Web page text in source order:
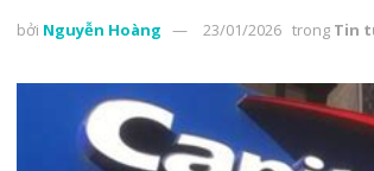
bởi Nguyễn Hoàng 23/01/2026 trong Tin